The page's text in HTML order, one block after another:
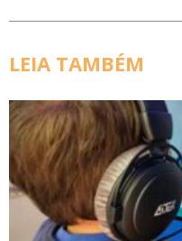
LEIA TAMBÉM